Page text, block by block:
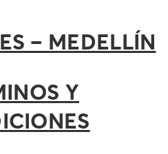
– MEDELLÍN
Y